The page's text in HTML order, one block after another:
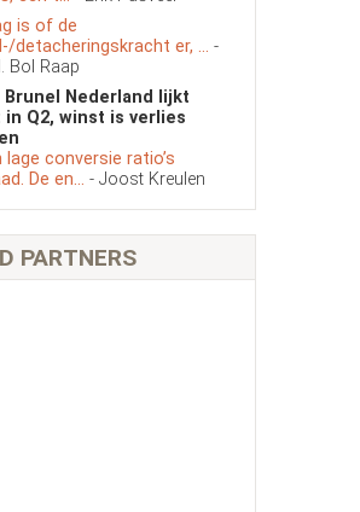
is of de
detacheringskracht er, ... -
Bol Raap
Brunel Nederland lijkt
Q2, winst is verlies
lage conversie ratio’s
De en... - Joost Kreulen
PARTNERS